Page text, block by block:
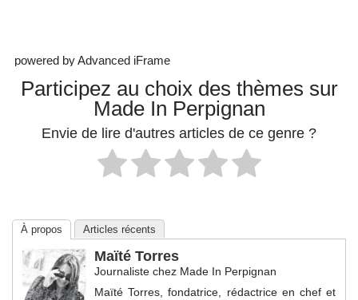
powered by Advanced iFrame
Participez au choix des thèmes sur
Made In Perpignan
Envie de lire d'autres articles de ce genre ?
À propos Articles récents
Maïté Torres
Journaliste chez Made In Perpignan
Maïté Torres, fondatrice, rédactrice en chef et